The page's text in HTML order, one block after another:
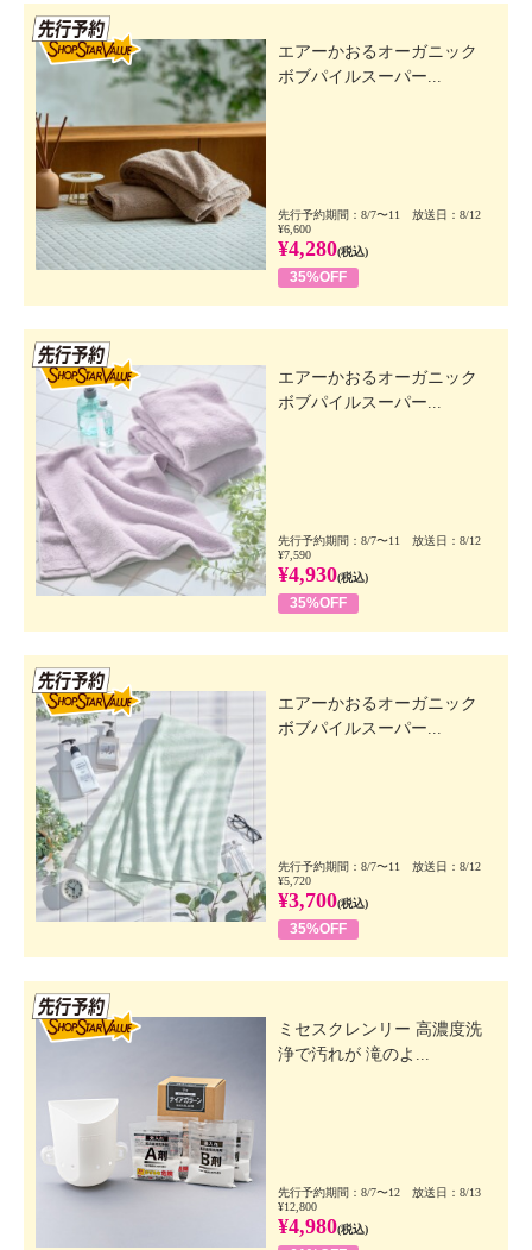
エアーかおるオーガニック
ボブパイルスーパー...
先行予約期間：8/7〜11 放送日：8/12
¥6,600
¥4,280(税込)
35%OFF
エアーかおるオーガニック
ボブパイルスーパー...
先行予約期間：8/7〜11 放送日：8/12
¥7,590
¥4,930(税込)
35%OFF
エアーかおるオーガニック
ボブパイルスーパー...
先行予約期間：8/7〜11 放送日：8/12
¥5,720
¥3,700(税込)
35%OFF
ミセスクレンリー 高濃度洗
浄で汚れが 滝のよ...
先行予約期間：8/7〜12 放送日：8/13
¥12,800
¥4,980(税込)